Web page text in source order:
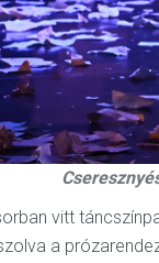
vitt
a